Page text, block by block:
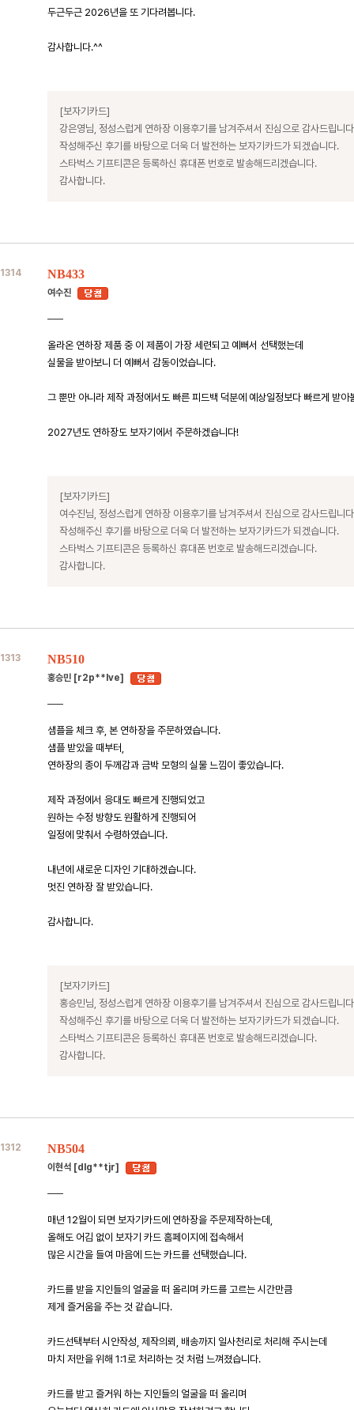
두근두근 2026년을 또 기다려봅니다.
감사합니다.^^
[보자기카드]
강은영님, 정성스럽게 연하장 이용후기를 남겨주셔서 진심으로 감사드립니
작성해주신 후기를 바탕으로 더욱 더 발전하는 보자기카드가 되겠습니다.
스타벅스 기프티콘은 등록하신 휴대폰 번호로 발송해드리겠습니다.
감사합니다.
1314 NB433
여수진
올라온 연하장 제품 중 이 제품이 가장 세련되고 예뻐서 선택했는데
실물을 받아보니 더 예뻐서 감동이었습니다.
그 뿐만 아니라 제작 과정에서도 빠른 피드백 덕분에 예상일정보다 빠르게 받아
2027년도 연하장도 보자기에서 주문하겠습니다!
[보자기카드]
여수진님, 정성스럽게 연하장 이용후기를 남겨주셔서 진심으로 감사드립니
작성해주신 후기를 바탕으로 더욱 더 발전하는 보자기카드가 되겠습니다.
스타벅스 기프티콘은 등록하신 휴대폰 번호로 발송해드리겠습니다.
감사합니다.
1313 NB510
홍승민 [r2p**lve]
샘플을 체크 후, 본 연하장을 주문하였습니다.
샘플 받았을 때부터,
연하장의 종이 두께감과 금박 모형의 실물 느낌이 좋았습니다.
제작 과정에서 응대도 빠르게 진행되었고
원하는 수정 방향도 원활하게 진행되어
일정에 맞춰서 수령하였습니다.
내년에 새로운 디자인 기대하겠습니다.
멋진 연하장 잘 받았습니다.
감사합니다.
[보자기카드]
홍승민님, 정성스럽게 연하장 이용후기를 남겨주셔서 진심으로 감사드립니
작성해주신 후기를 바탕으로 더욱 더 발전하는 보자기카드가 되겠습니다.
스타벅스 기프티콘은 등록하신 휴대폰 번호로 발송해드리겠습니다.
감사합니다.
1312 NB504
이현석 [dlg**tjr]
매년 12월이 되면 보자기카드에 연하장을 주문제작하는데,
올해도 어김 없이 보자기 카드 홈페이지에 접속해서
많은 시간을 들여 마음에 드는 카드를 선택했습니다.
카드를 받을 지인들의 얼굴을 떠 올리며 카드를 고르는 시간만큼
제게 즐거움을 주는 것 같습니다.
카드선택부터 시안작성, 제작의뢰, 배송까지 일사천리로 처리해 주시는데
마치 저만을 위해 1:1로 처리하는 것 처럼 느껴졌습니다.
카드를 받고 즐거워 하는 지인들의 얼굴을 떠 올리며